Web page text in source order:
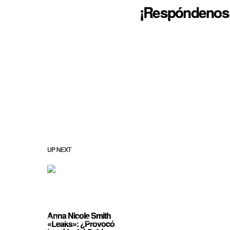
UP NEXT
Anna Nicole Smith
«Leaks»: ¿Provocó